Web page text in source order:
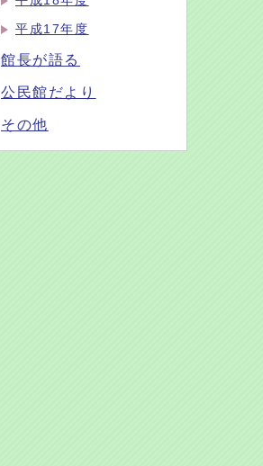
平成17年度
館長が語る
公民館だより
その他